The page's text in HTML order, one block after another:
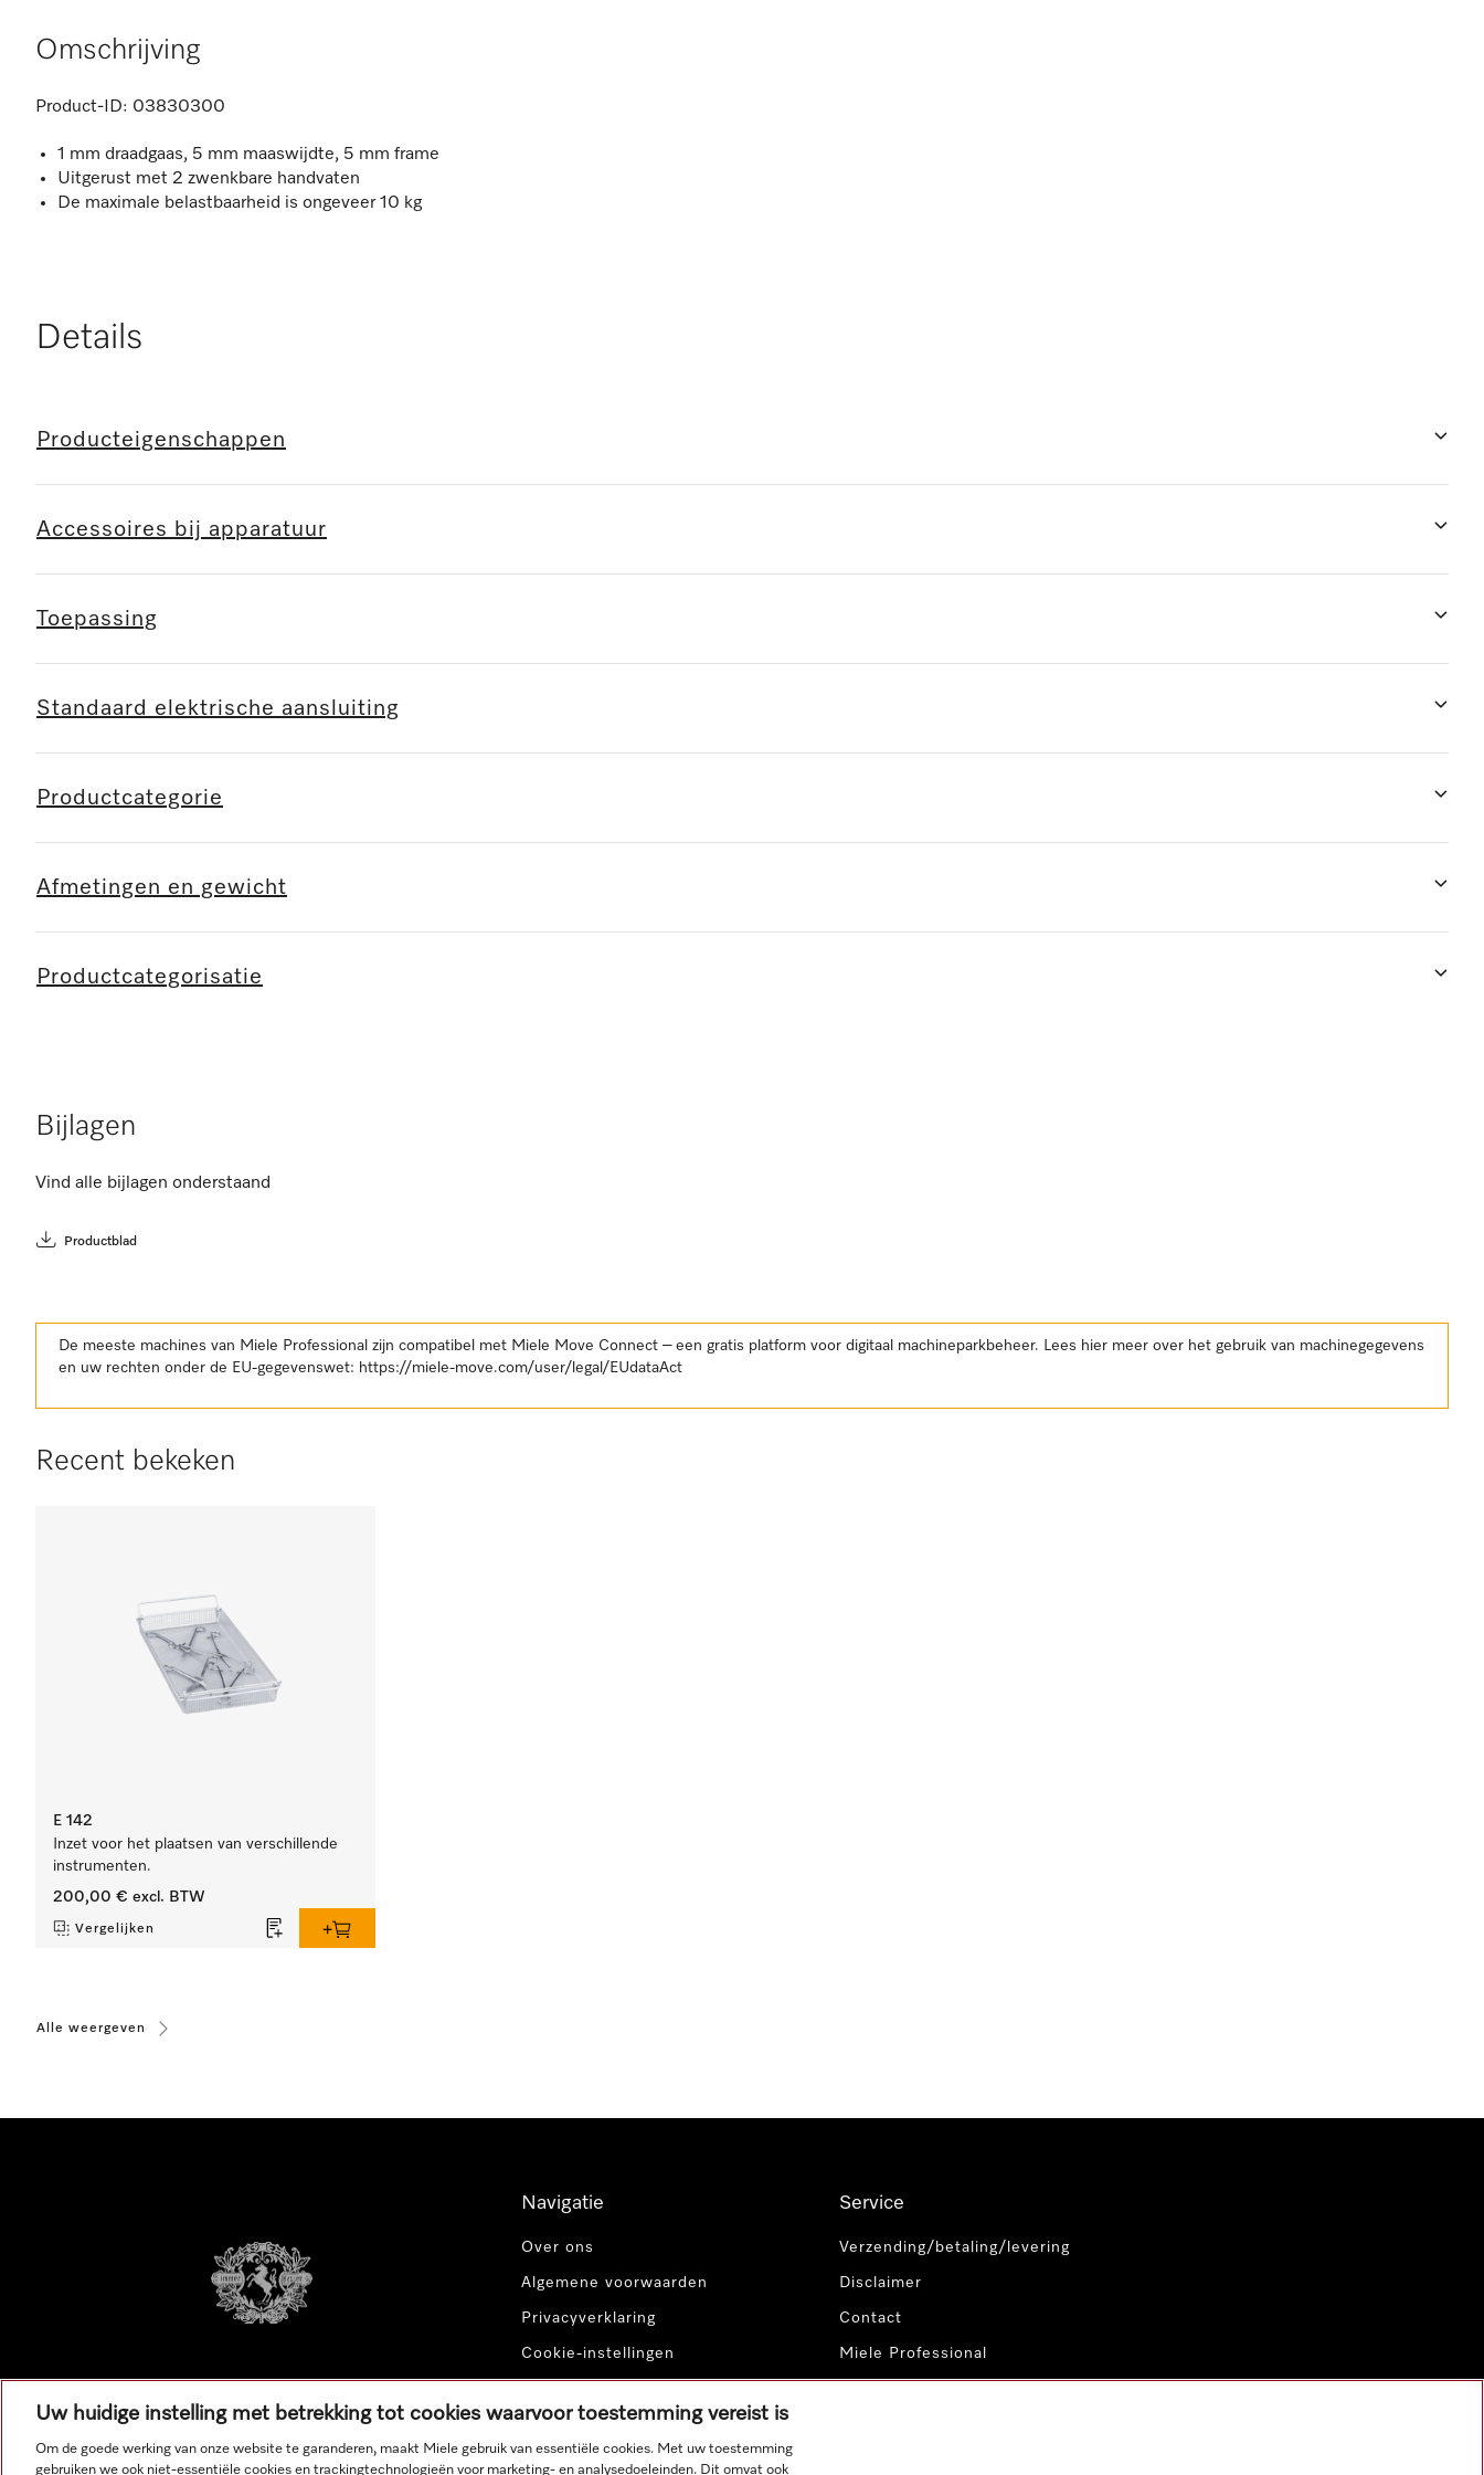
Omschrijving
Product-ID: 03830300
1 mm draadgaas, 5 mm maaswijdte, 5 mm frame
Uitgerust met 2 zwenkbare handvaten
De maximale belastbaarheid is ongeveer 10 kg
Details
Producteigenschappen
Accessoires bij apparatuur
Toepassing
Standaard elektrische aansluiting
Productcategorie
Afmetingen en gewicht
Productcategorisatie
Bijlagen
Vind alle bijlagen onderstaand
Productblad
De meeste machines van Miele Professional zijn compatibel met Miele Move Connect – een gratis platform voor digitaal machineparkbeheer. Lees hier meer over het gebruik van machinegegevens
en uw rechten onder de EU-gegevenswet: https://miele-move.com/user/legal/EUdataAct
Recent bekeken
E 142
Inzet voor het plaatsen van verschillende
instrumenten.
200,00 € excl. BTW
Vergelijken
Alle weergeven
Navigatie
Over ons
Algemene voorwaarden
Privacyverklaring
Cookie-instellingen
Service
Verzending/betaling/levering
Disclaimer
Contact
Miele Professional
Uw huidige instelling met betrekking tot cookies waarvoor toestemming vereist is
Om de goede werking van onze website te garanderen, maakt Miele gebruik van essentiële cookies. Met uw toestemming
gebruiken we ook niet-essentiële cookies en trackingtechnologieën voor marketing- en analysedoeleinden. Dit omvat ook